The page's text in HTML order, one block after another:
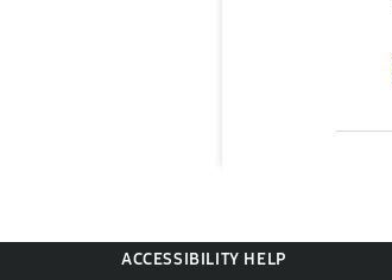
ACCESSIBILITY HELP